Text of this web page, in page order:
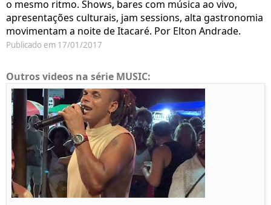
o mesmo ritmo. Shows, bares com música ao vivo,
apresentações culturais, jam sessions, alta gastronomia
movimentam a noite de Itacaré. Por Elton Andrade.
Publicado em 17/01/2017
Outros videos na série MUSIC: